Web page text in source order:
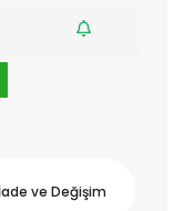
İade ve Değişim